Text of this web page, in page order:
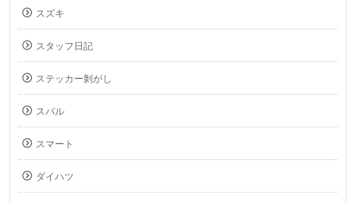
スズキ
スタッフ日記
ステッカー剝がし
スバル
スマート
ダイハツ